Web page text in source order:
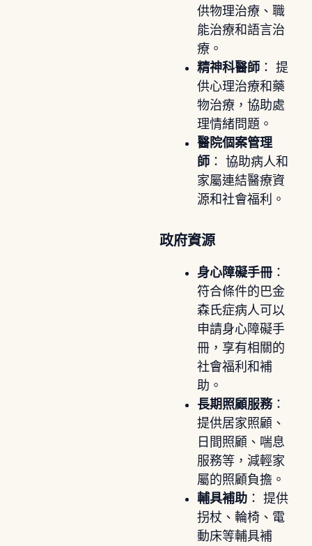
供物理治療、職
能治療和語言治
療。
精神科醫師： 提
供心理治療和藥
物治療，協助處
理情緒問題。
醫院個案管理
師： 協助病人和
家屬連結醫療資
源和社會福利。
政府資源
身心障礙手冊：
符合條件的巴金
森氏症病人可以
申請身心障礙手
冊，享有相關的
社會福利和補
助。
長期照顧服務：
提供居家照顧、
日間照顧、喘息
服務等，減輕家
屬的照顧負擔。
輔具補助： 提供
拐杖、輪椅、電
動床等輔具補